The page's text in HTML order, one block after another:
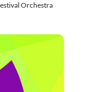
Orchestra